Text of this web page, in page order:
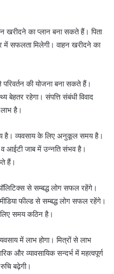
खरीदने का प्लान बना सकते हैं। पिता
में सफलता मिलेगी। वाहन खरीदने का
की योजना बना सकते हैं।
बेहतर रहेगा। संपत्ति संबंधी विवाद
है।
है। व्यवसाय के लिए अनुकूल समय है।
व आईटी जाब में उन्नति संभव है।
हैं।
से सम्बद्ध लोग सफल रहेंगे।
फील्ड से सम्बद्ध लोग सफल रहेंगे।
समय कठिन है।
में लाभ होगा। मित्रों से लाभ
और व्यावसायिक सन्दर्भ में महत्वपूर्ण
बढ़ेगी।